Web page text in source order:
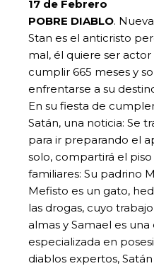
17 de Febrero
POBRE DIABLO.
Stan es el anticristo
mal, él quiere ser
cumplir 665 meses y
enfrentarse a su
En su fiesta de
Satán, una noticia: Se
para ir preparando el
solo, compartirá el
familiares: Su padrino
Mefisto es un gato,
las drogas, cuyo
almas y Samael es
especializada en
diablos expertos,